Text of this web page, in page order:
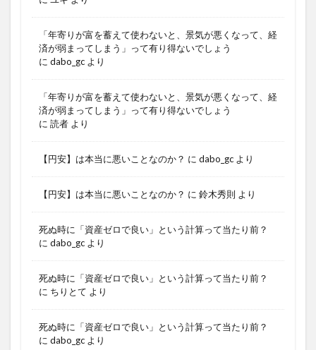
「年寄りが富を蓄えて使わないと、景気が悪くなって、経
済が弱まってしまう」って有り得ないでしょう
に dabo_gc より
「年寄りが富を蓄えて使わないと、景気が悪くなって、経
済が弱まってしまう」って有り得ないでしょう
に 読者 より
【円安】は本当に悪いことなのか？ に dabo_gc より
【円安】は本当に悪いことなのか？ に 鈴木秀則 より
死ぬ時に「資産ゼロで良い」という計算って当たり前？
に dabo_gc より
死ぬ時に「資産ゼロで良い」という計算って当たり前？
に ちりとて より
死ぬ時に「資産ゼロで良い」という計算って当たり前？
に dabo_gc より